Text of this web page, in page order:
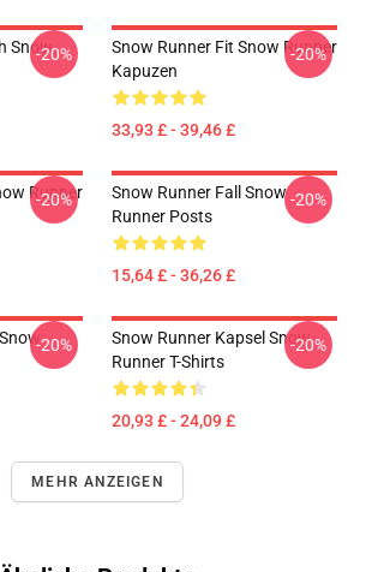
Snow-20%
Snow Runner Fit Snow Runner
Kapuzen
33,93 £ - 39,46 £
-20%
Runner
-20%
Snow Runner Fall Snow
Runner Posts
15,64 £ - 36,26 £
-20%
-20%
Snow Runner Kapsel Snow
Runner T-Shirts
20,93 £ - 24,09 £
-20%
MEHR ANZEIGEN